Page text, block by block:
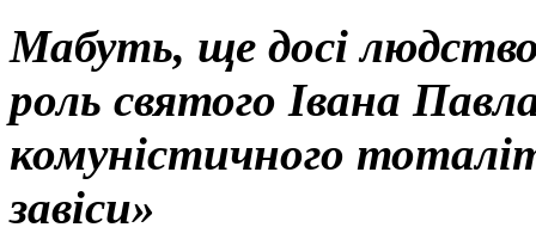
Мабуть, ще досі
роль святого Івана
комуністичного
завіси»